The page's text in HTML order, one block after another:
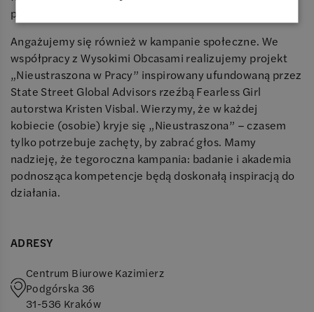
podnoszące kompetencje.
Angażujemy się również w kampanie społeczne. We
współpracy z Wysokimi Obcasami realizujemy projekt
„Nieustraszona w Pracy” inspirowany ufundowaną przez
State Street Global Advisors rzeźbą Fearless Girl
autorstwa Kristen Visbal. Wierzymy, że w każdej
kobiecie (osobie) kryje się „Nieustraszona” – czasem
tylko potrzebuje zachęty, by zabrać głos. Mamy
nadzieję, że tegoroczna kampania: badanie i akademia
podnosząca kompetencje będą doskonałą inspiracją do
działania.
ADRESY
Centrum Biurowe Kazimierz
Podgórska 36
31-536 Kraków